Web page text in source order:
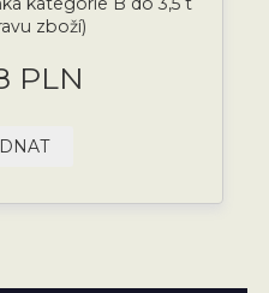
zboží)
PLN